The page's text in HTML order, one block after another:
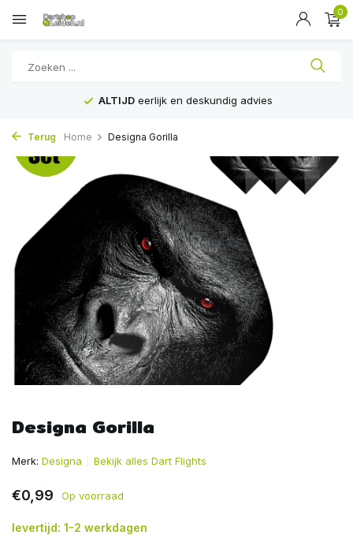
0
ALTIJD eerlijk en deskundig advies
Terug Home Designa Gorilla
Designa Gorilla
Merk: Designa Bekijk alles Dart Flights
€0,99 Op voorraad
levertijd: 1-2 werkdagen